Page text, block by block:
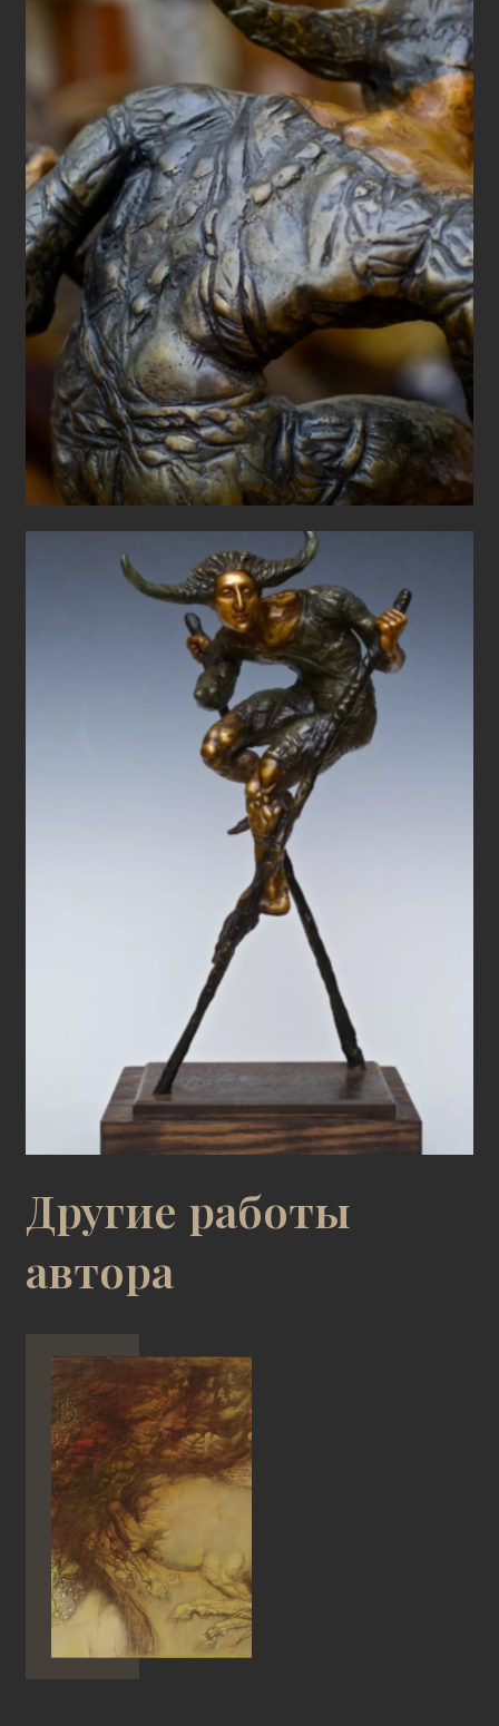
Другие работы
автора